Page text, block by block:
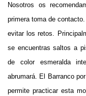
Nosotros os
primera toma de
evitar los retos.
se encuentras saltos a
de color esmeralda
abrumará. El Barranco
permite practicar esta